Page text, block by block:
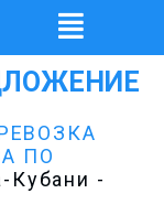
ПО
Кубани -